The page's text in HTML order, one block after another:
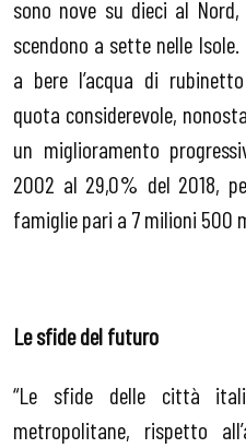
sono nove su dieci al
scendono a sette nelle
a bere l’acqua di
quota considerevole,
un miglioramento
2002 al 29,0% del 2018,
famiglie pari a 7 milioni 500
Le sfide del futuro
“Le sfide delle città
metropolitane, rispetto